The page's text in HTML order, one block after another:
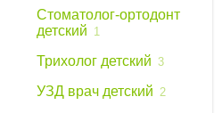
Стоматолог-ортодонт
детский 1
Трихолог детский 3
УЗД врач детский 2